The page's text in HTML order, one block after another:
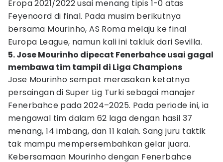
Eropa 2021/2022 usai menang tipis 1-0 atas
Feyenoord di final. Pada musim berikutnya
bersama Mourinho, AS Roma melaju ke final
Europa League, namun kali ini takluk dari Sevilla.
5. Jose Mourinho dipecat Fenerbahce usai gagal
membawa tim tampil di Liga Champions
Jose Mourinho sempat merasakan ketatnya
persaingan di Super Lig Turki sebagai manajer
Fenerbahce pada 2024–2025. Pada periode ini, ia
mengawal tim dalam 62 laga dengan hasil 37
menang, 14 imbang, dan 11 kalah. Sang juru taktik
tak mampu mempersembahkan gelar juara.
Kebersamaan Mourinho dengan Fenerbahce